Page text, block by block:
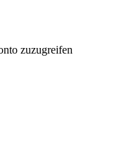
zuzugreifen